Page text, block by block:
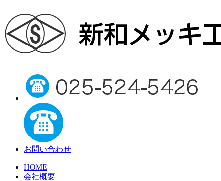
お問い合わせ
HOME
会社概要